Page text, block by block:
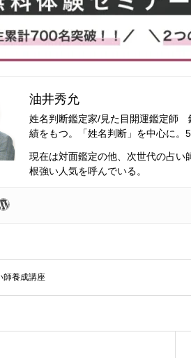
油井秀允
姓名判断鑑定家/見た目開運鑑定師
績をもつ。「姓名判断」を中心に。
現在は対面鑑定の他、次世代の占い
根強い人気を呼んでいる。
師養成講座